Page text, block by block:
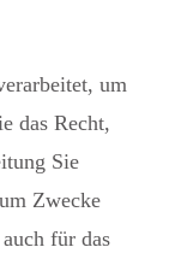
um
das Recht,
Sie
Zwecke
für das